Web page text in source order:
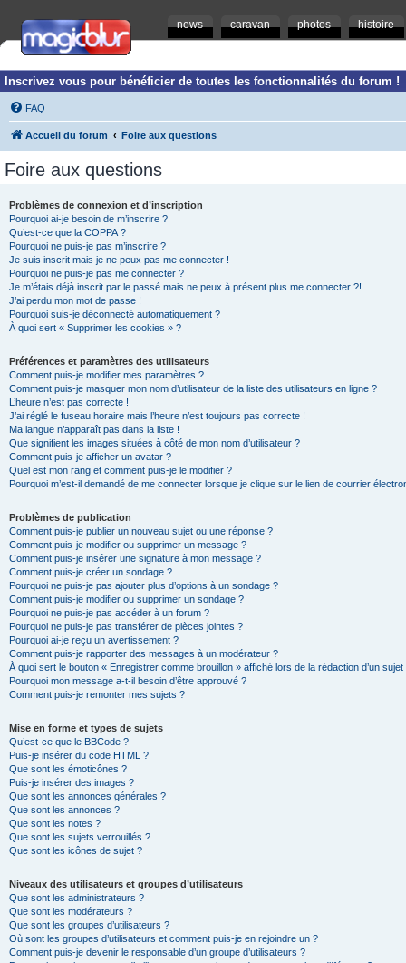
news caravan photos histoire
Inscrivez vous pour bénéficier de toutes les fonctionnalités du forum !
FAQ
Accueil du forum Foire aux questions
Foire aux questions
Problèmes de connexion et d’inscription
Pourquoi ai-je besoin de m’inscrire ?
Qu’est-ce que la COPPA ?
Pourquoi ne puis-je pas m’inscrire ?
Je suis inscrit mais je ne peux pas me connecter !
Pourquoi ne puis-je pas me connecter ?
Je m’étais déjà inscrit par le passé mais ne peux à présent plus me connecter ?!
J’ai perdu mon mot de passe !
Pourquoi suis-je déconnecté automatiquement ?
À quoi sert « Supprimer les cookies » ?
Préférences et paramètres des utilisateurs
Comment puis-je modifier mes paramètres ?
Comment puis-je masquer mon nom d’utilisateur de la liste des utilisateurs en ligne ?
L’heure n’est pas correcte !
J’ai réglé le fuseau horaire mais l’heure n’est toujours pas correcte !
Ma langue n’apparaît pas dans la liste !
Que signifient les images situées à côté de mon nom d’utilisateur ?
Comment puis-je afficher un avatar ?
Quel est mon rang et comment puis-je le modifier ?
Pourquoi m’est-il demandé de me connecter lorsque je clique sur le lien de courrier
Problèmes de publication
Comment puis-je publier un nouveau sujet ou une réponse ?
Comment puis-je modifier ou supprimer un message ?
Comment puis-je insérer une signature à mon message ?
Comment puis-je créer un sondage ?
Pourquoi ne puis-je pas ajouter plus d’options à un sondage ?
Comment puis-je modifier ou supprimer un sondage ?
Pourquoi ne puis-je pas accéder à un forum ?
Pourquoi ne puis-je pas transférer de pièces jointes ?
Pourquoi ai-je reçu un avertissement ?
Comment puis-je rapporter des messages à un modérateur ?
À quoi sert le bouton « Enregistrer comme brouillon » affiché lors de la rédaction d’un sujet
Pourquoi mon message a-t-il besoin d’être approuvé ?
Comment puis-je remonter mes sujets ?
Mise en forme et types de sujets
Qu’est-ce que le BBCode ?
Puis-je insérer du code HTML ?
Que sont les émoticônes ?
Puis-je insérer des images ?
Que sont les annonces générales ?
Que sont les annonces ?
Que sont les notes ?
Que sont les sujets verrouillés ?
Que sont les icônes de sujet ?
Niveaux des utilisateurs et groupes d’utilisateurs
Que sont les administrateurs ?
Que sont les modérateurs ?
Que sont les groupes d’utilisateurs ?
Où sont les groupes d’utilisateurs et comment puis-je en rejoindre un ?
Comment puis-je devenir le responsable d’un groupe d’utilisateurs ?